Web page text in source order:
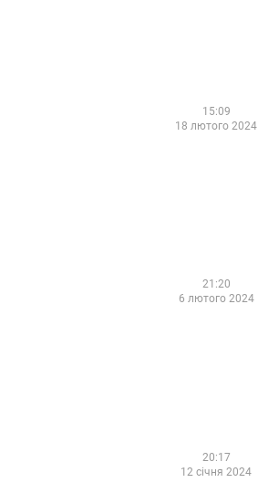
15:09
18 лютого 2024
21:20
6 лютого 2024
20:17
12 січня 2024